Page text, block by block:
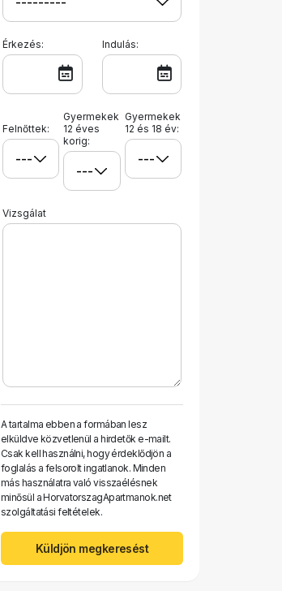
Érkezés: Indulás:
Felnőttek:
Gyermekek
12 éves
korig:
Gyermekek
12 és 18 év:
Vizsgálat
A tartalma ebben a formában lesz
elküldve közvetlenül a hirdetők e-mailt.
Csak kell használni, hogy érdeklődjön a
foglalás a felsorolt ​​ingatlanok. Minden
más használatra való visszaélésnek
minősül a HorvatorszagApartmanok.net
szolgáltatási feltételek.
Küldjön megkeresést